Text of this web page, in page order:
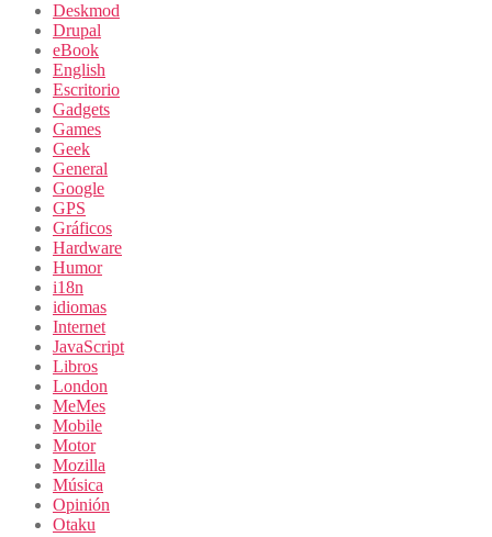
Deskmod
Drupal
eBook
English
Escritorio
Gadgets
Games
Geek
General
Google
GPS
Gráficos
Hardware
Humor
i18n
idiomas
Internet
JavaScript
Libros
London
MeMes
Mobile
Motor
Mozilla
Música
Opinión
Otaku